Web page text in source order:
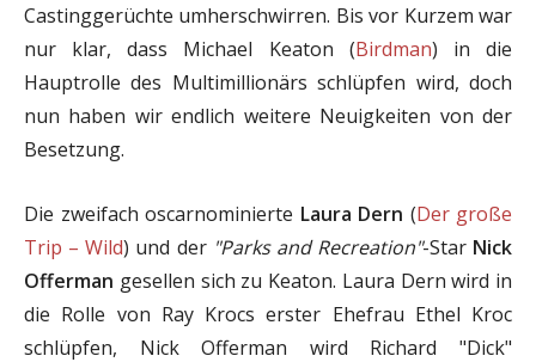
Castinggerüchte umherschwirren. Bis vor Kurzem war
nur klar, dass Michael Keaton (Birdman) in die
Hauptrolle des Multimillionärs schlüpfen wird, doch
nun haben wir endlich weitere Neuigkeiten von der
Besetzung.
Die zweifach oscarnominierte Laura Dern (Der große
Trip – Wild) und der "Parks and Recreation"-Star Nick
Offerman gesellen sich zu Keaton. Laura Dern wird in
die Rolle von Ray Krocs erster Ehefrau Ethel Kroc
schlüpfen, Nick Offerman wird Richard "Dick"